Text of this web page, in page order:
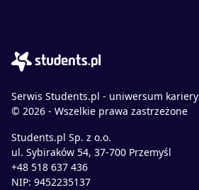
Serwis Students.pl - uniwersum kariery
© 2026 - Wszelkie prawa zastrzeżone
Students.pl Sp. z o.o.
ul. Sybiraków 54, 37-700 Przemyśl
+48 518 637 436
NIP: 9452235137